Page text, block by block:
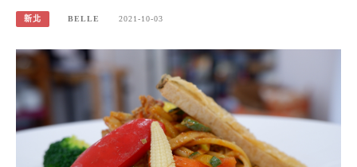
新北 BELLE 2021-10-03